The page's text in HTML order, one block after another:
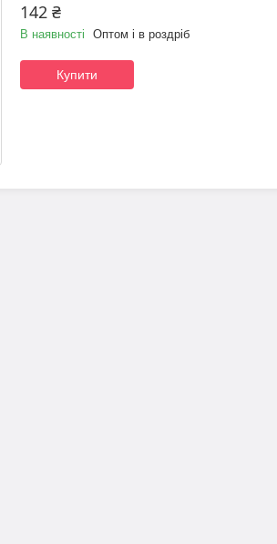
142 ₴
В наявності Оптом і в роздріб
Купити